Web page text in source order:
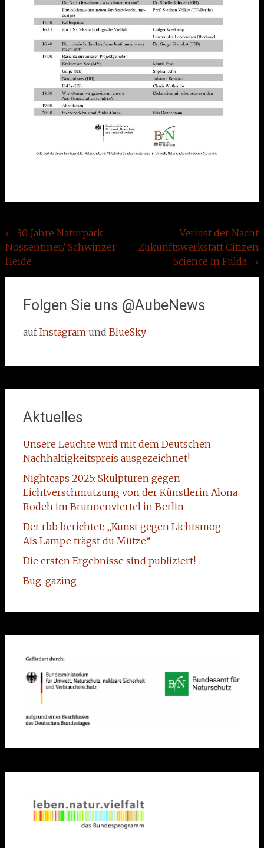
Beitragsnavigation
← 30 Jahre Naturpark
Nossentiner/ Schwinzer
Heide
Verlust der Nacht
Zukunftswerkstatt Citizen
Science in Fulda →
Folgen Sie uns @AubeNews
aufInstagramund BlueSky
Aktuelles
Unsere Leuchte wird mit dem Deutschen
Nachhaltigkeitspreis ausgezeichnet!
Nightcaps 2025: Skulpturen gegen
Lichtverschmutzung von der Künstlerin Alona
Rodeh im Brunnenviertel in Berlin
Der rbb berichtet: „Kunst gegen Lichtsmog –
Als Lampe trägst du Mütze“
Die ersten Ergebnisse sind publiziert!
Bug-gazing